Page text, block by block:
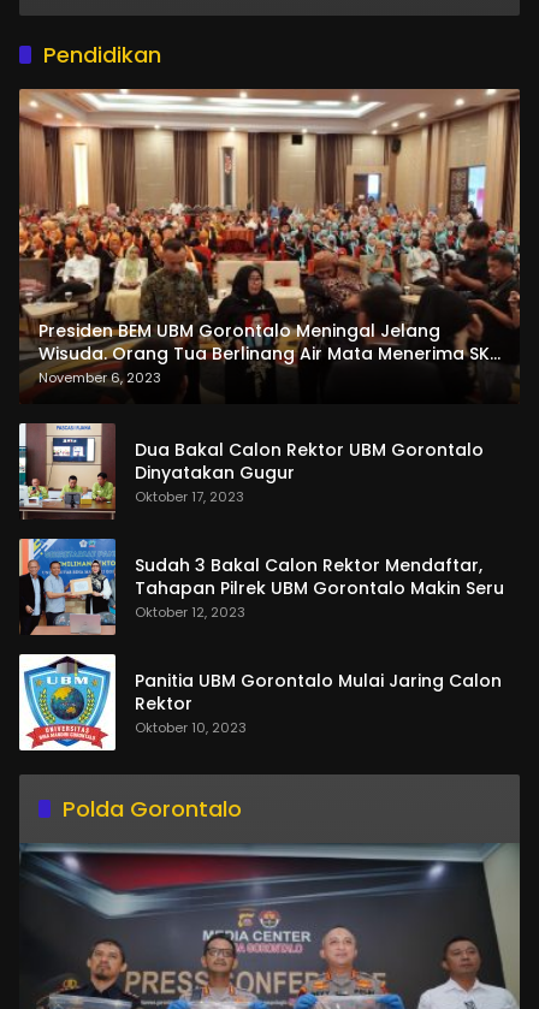
Pendidikan
Presiden BEM UBM Gorontalo Meningal Jelang
Wisuda. Orang Tua Berlinang Air Mata Menerima SKL
dan Pemasangan Salempang
November 6, 2023
Dua Bakal Calon Rektor UBM Gorontalo
Dinyatakan Gugur
Oktober 17, 2023
Sudah 3 Bakal Calon Rektor Mendaftar,
Tahapan Pilrek UBM Gorontalo Makin Seru
Oktober 12, 2023
Panitia UBM Gorontalo Mulai Jaring Calon
Rektor
Oktober 10, 2023
Polda Gorontalo